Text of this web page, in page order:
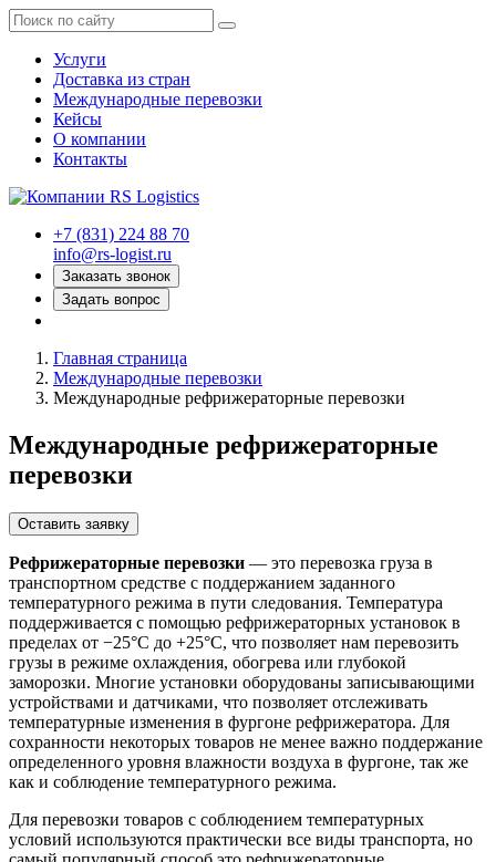
Услуги
Доставка из стран
Международные перевозки
Кейсы
О компании
Контакты
+7 (831) 224 88 70
info@rs-logist.ru
Заказать звонок
Задать вопрос
Главная страница
Международные перевозки
Международные рефрижераторные перевозки
Международные рефрижераторные
перевозки
Оставить заявку
Рефрижераторные перевозки — это перевозка груза в
транспортном средстве с поддержанием заданного
температурного режима в пути следования. Температура
поддерживается с помощью рефрижераторных установок в
пределах от −25°С до +25°С, что позволяет нам перевозить
грузы в режиме охлаждения, обогрева или глубокой
заморозки. Многие установки оборудованы записывающими
устройствами и датчиками, что позволяет отслеживать
температурные изменения в фургоне рефрижератора. Для
сохранности некоторых товаров не менее важно поддержание
определенного уровня влажности воздуха в фургоне, так же
как и соблюдение температурного режима.
Для перевозки товаров с соблюдением температурных
условий используются практически все виды транспорта, но